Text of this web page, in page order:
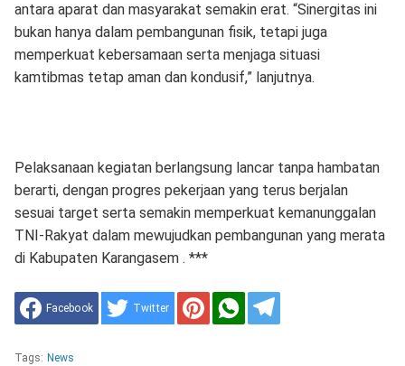
antara aparat dan masyarakat semakin erat. “Sinergitas ini
bukan hanya dalam pembangunan fisik, tetapi juga
memperkuat kebersamaan serta menjaga situasi
kamtibmas tetap aman dan kondusif,” lanjutnya.
Pelaksanaan kegiatan berlangsung lancar tanpa hambatan
berarti, dengan progres pekerjaan yang terus berjalan
sesuai target serta semakin memperkuat kemanunggalan
TNI-Rakyat dalam mewujudkan pembangunan yang merata
di Kabupaten Karangasem . ***
Facebook Twitter
Tags: News